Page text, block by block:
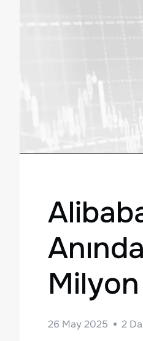
26 May 2025 2